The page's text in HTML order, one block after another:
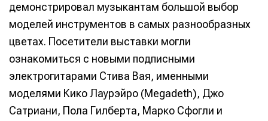
демонстрировал музыкантам большой выбор
моделей инструментов в самых разнообразных
цветах. Посетители выставки могли
ознакомиться с новыми подписными
электрогитарами Стива Вая, именными
моделями Кико Лаурэйро (Megadeth), Джо
Сатриани, Пола Гилберта, Марко Сфогли и